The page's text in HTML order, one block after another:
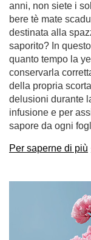
anni, non siete i
bere tè mate
destinata alla
saporito? In
quanto tempo la
conservarla
della propria
delusioni durante
infusione e per
sapore da ogni
Per saperne di più